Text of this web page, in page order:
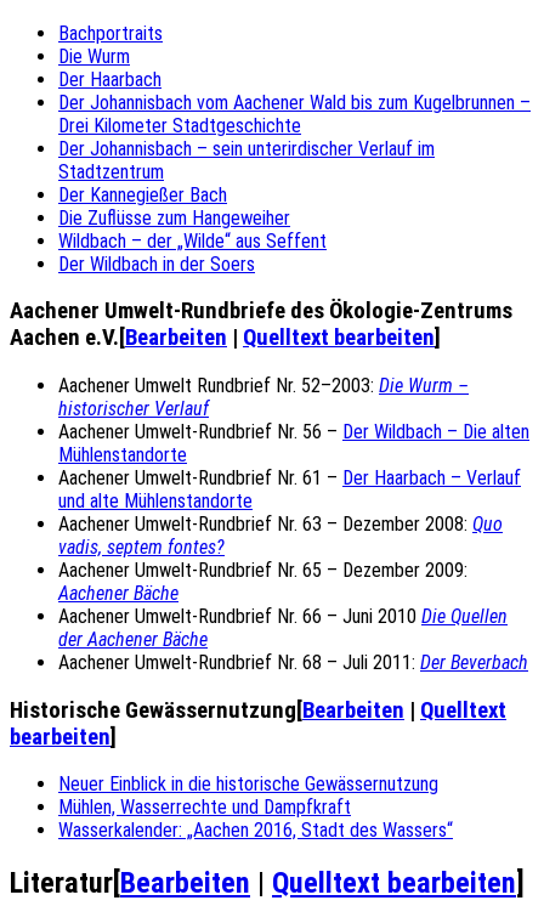
Bachportraits
Die Wurm
Der Haarbach
Der Johannisbach vom Aachener Wald bis zum Kugelbrunnen –
Drei Kilometer Stadtgeschichte
Der Johannisbach – sein unterirdischer Verlauf im
Stadtzentrum
Der Kannegießer Bach
Die Zuflüsse zum Hangeweiher
Wildbach – der „Wilde“ aus Seffent
Der Wildbach in der Soers
Aachener Umwelt-Rundbriefe des Ökologie-Zentrums
Aachen e.V.[Bearbeiten | Quelltext bearbeiten]
Aachener Umwelt Rundbrief Nr. 52–2003: Die Wurm –
historischer Verlauf
Aachener Umwelt-Rundbrief Nr. 56 – Der Wildbach – Die alten
Mühlenstandorte
Aachener Umwelt-Rundbrief Nr. 61 – Der Haarbach – Verlauf
und alte Mühlenstandorte
Aachener Umwelt-Rundbrief Nr. 63 – Dezember 2008: Quo
vadis, septem fontes?
Aachener Umwelt-Rundbrief Nr. 65 – Dezember 2009:
Aachener Bäche
Aachener Umwelt-Rundbrief Nr. 66 – Juni 2010 Die Quellen
der Aachener Bäche
Aachener Umwelt-Rundbrief Nr. 68 – Juli 2011: Der Beverbach
Historische Gewässernutzung[Bearbeiten | Quelltext
bearbeiten]
Neuer Einblick in die historische Gewässernutzung
Mühlen, Wasserrechte und Dampfkraft
Wasserkalender: „Aachen 2016, Stadt des Wassers“
Literatur[Bearbeiten | Quelltext bearbeiten]